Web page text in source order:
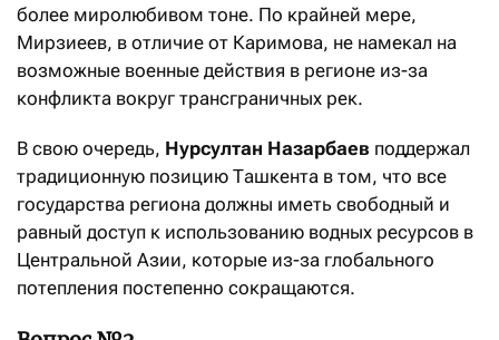
более миролюбивом тоне. По крайней мере,
Мирзиеев, в отличие от Каримова, не намекал на
возможные военные действия в регионе из-за
конфликта вокруг трансграничных рек.
В свою очередь, Нурсултан Назарбаев поддержал
традиционную позицию Ташкента в том, что все
государства региона должны иметь свободный и
равный доступ к использованию водных ресурсов в
Центральной Азии, которые из-за глобального
потепления постепенно сокращаются.